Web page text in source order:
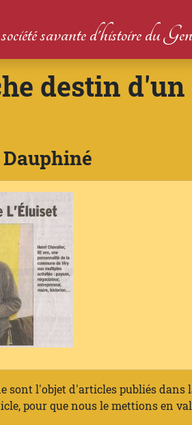
savante d'histoire du
destin
Dauphiné
l'objet d'articles publiés dans
pour que nous le mettions en